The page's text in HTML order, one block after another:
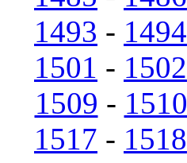
1493 - 1494
1501 - 1502
1509 - 1510
1517 - 1518